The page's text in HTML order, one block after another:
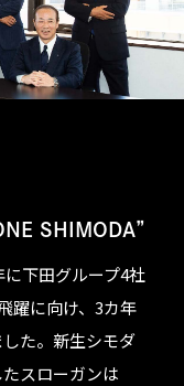
SHIMODA”
下田グループ4社
躍に向け、3カ年
た。新生シモダ
スローガンは